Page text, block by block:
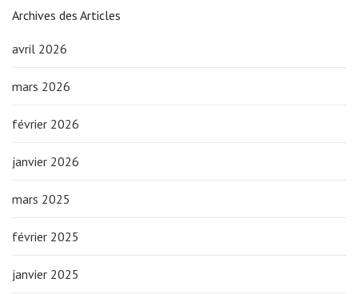
Archives des Articles
avril 2026
mars 2026
février 2026
janvier 2026
mars 2025
février 2025
janvier 2025